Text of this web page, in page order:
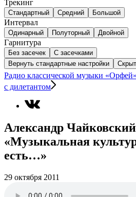
Трекинг
Стандартный Средний Большой
Интервал
Одинарный Полуторный Двойной
Гарнитура
Без засечек
С засечками
Вернуть стандартные настройки
Радио классической музыки «Орфей»
с дилетантом
Александр
«Музыкальная
есть…»
29 октября 2011